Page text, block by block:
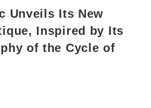
Unveils Its New
Inspired by Its
of the Cycle of